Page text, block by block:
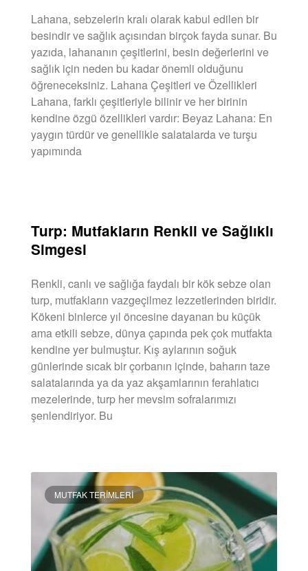
Lahana, sebzelerin kralı olarak kabul edilen bir
besindir ve sağlık açısından birçok fayda sunar. Bu
yazıda, lahananın çeşitlerini, besin değerlerini ve
sağlık için neden bu kadar önemli olduğunu
öğreneceksiniz. Lahana Çeşitleri ve Özellikleri
Lahana, farklı çeşitleriyle bilinir ve her birinin
kendine özgü özellikleri vardır: Beyaz Lahana: En
yaygın türdür ve genellikle salatalarda ve turşu
yapımında
Turp: Mutfakların Renkli ve Sağlıklı
Simgesi
Renkli, canlı ve sağlığa faydalı bir kök sebze olan
turp, mutfakların vazgeçilmez lezzetlerinden biridir.
Kökeni binlerce yıl öncesine dayanan bu küçük
ama etkili sebze, dünya çapında pek çok mutfakta
kendine yer bulmuştur. Kış aylarının soğuk
günlerinde sıcak bir çorbanın içinde, baharın taze
salatalarında ya da yaz akşamlarının ferahlatıcı
mezelerinde, turp her mevsim sofralarımızı
şenlendiriyor. Bu
MUTFAK TERIMLERI